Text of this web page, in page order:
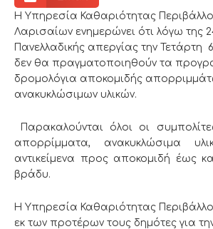
Η Υπηρεσία Καθαριότητας
Λαρισαίων ενημερώνει ότι λόγω της
Πανελλαδικής απεργίας την Τετάρτη
δεν θα πραγματοποιηθούν τα
δρομολόγια αποκομιδής
ανακυκλώσιμων υλικών.
Παρακαλούνται όλοι οι
απορρίμματα, ανακυκλώσιμα
αντικείμενα προς αποκομιδή έως
βράδυ.
Η Υπηρεσία Καθαριότητας
εκ των προτέρων τους δημότες για